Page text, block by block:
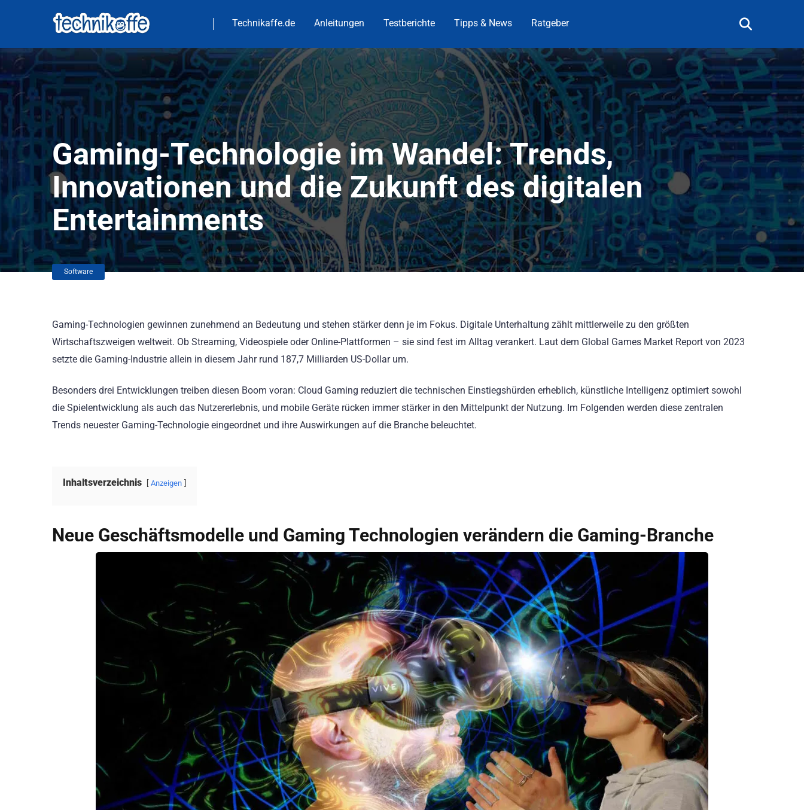
Technikaffe.de Anleitungen Testberichte Tipps & News Ratgeber
Gaming-Technologie im Wandel: Trends,
Innovationen und die Zukunft des digitalen
Entertainments
Software
Gaming-Technologien gewinnen zunehmend an Bedeutung und stehen stärker denn je im Fokus. Digitale Unterhaltung zählt mittlerweile zu den größten
Wirtschaftszweigen weltweit. Ob Streaming, Videospiele oder Online-Plattformen – sie sind fest im Alltag verankert. Laut dem Global Games Market Report von 2023
setzte die Gaming-Industrie allein in diesem Jahr rund 187,7 Milliarden US-Dollar um.
Besonders drei Entwicklungen treiben diesen Boom voran: Cloud Gaming reduziert die technischen Einstiegshürden erheblich, künstliche Intelligenz optimiert sowohl
die Spielentwicklung als auch das Nutzererlebnis, und mobile Geräte rücken immer stärker in den Mittelpunkt der Nutzung. Im Folgenden werden diese zentralen
Trends neuester Gaming-Technologie eingeordnet und ihre Auswirkungen auf die Branche beleuchtet.
Inhaltsverzeichnis Anzeigen
Neue Geschäftsmodelle und Gaming Technologien verändern die Gaming-Branche